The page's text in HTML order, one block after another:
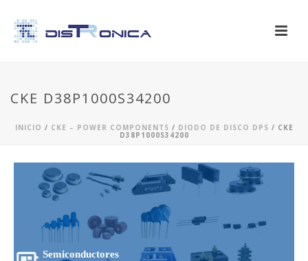
CKE D38P1000S34200
INICIO / CKE – POWER COMPONENTS / DIODO DE DISCO DPS / CKE
D38P1000S34200
Semiconductores